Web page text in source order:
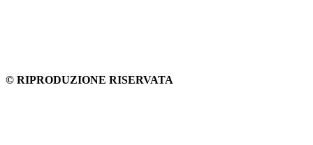
© RIPRODUZIONE RISERVATA